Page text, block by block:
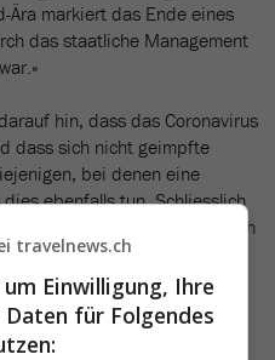
Ära markiert das Ende eines
das staatliche Management
hin, dass das Coronavirus
dass sich nicht geimpfte
bei denen eine
ebenfalls tun. Schliesslich
Menschen ihr Leben durch
travelnews.ch
Einwilligung, Ihre
für Folgendes